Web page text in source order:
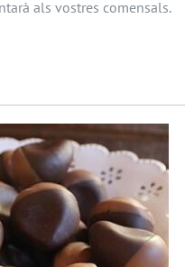
als vostres comensals.